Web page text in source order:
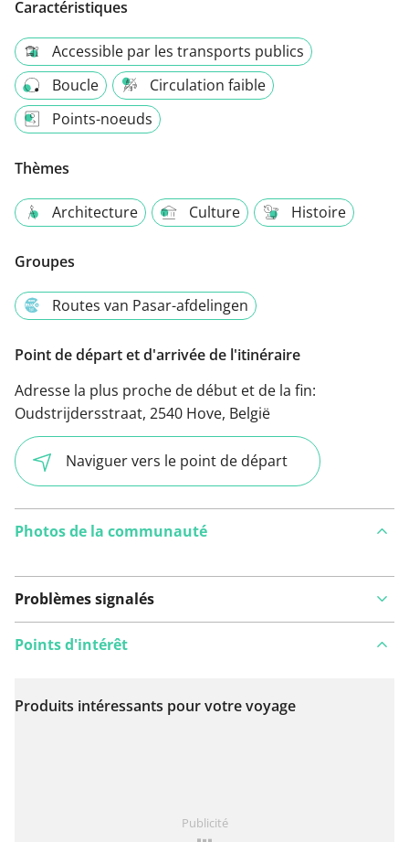
Caractéristiques
Accessible par les transports publics
Boucle
Circulation faible
Points-noeuds
Thèmes
Architecture Culture Histoire
Groupes
Routes van Pasar-afdelingen
Point de départ et d'arrivée de l'itinéraire
Adresse la plus proche de début et de la fin:
Oudstrijdersstraat, 2540 Hove, België
Naviguer vers le point de départ
Photos de la communauté
Problèmes signalés
Voir sur la carte
Points d'intérêt
Produits intéressants pour votre voyage
Publicité